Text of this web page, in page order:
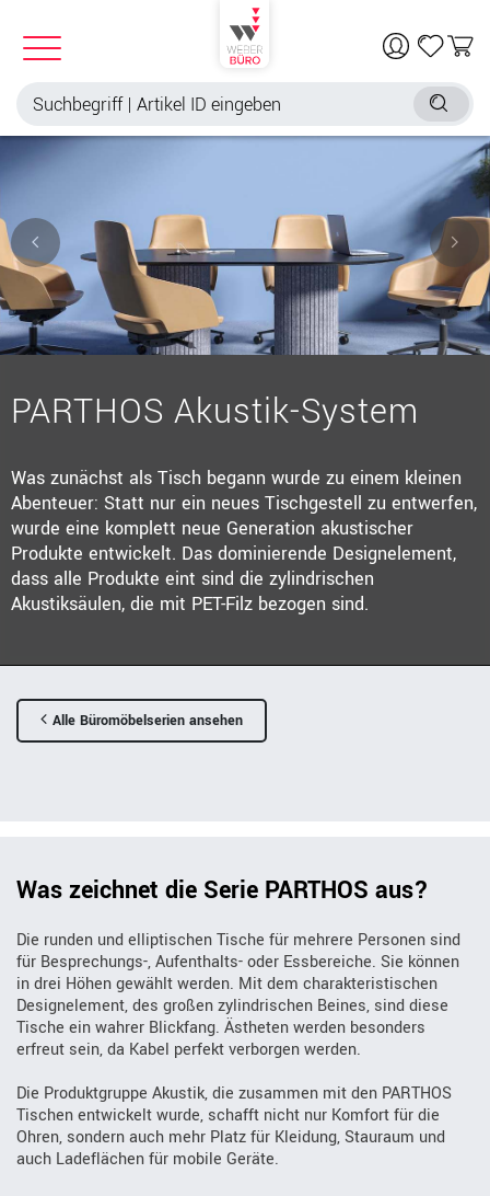
PARTHOS Akustik-System
Was zunächst als Tisch begann wurde zu einem kleinen
Abenteuer: Statt nur ein neues Tischgestell zu entwerfen,
wurde eine komplett neue Generation akustischer
Produkte entwickelt. Das dominierende Designelement,
dass alle Produkte eint sind die zylindrischen
Akustiksäulen, die mit PET-Filz bezogen sind.
Alle Büromöbelserien ansehen
Was zeichnet die Serie PARTHOS aus?
Die runden und elliptischen Tische für mehrere Personen sind
für Besprechungs-, Aufenthalts- oder Essbereiche. Sie können
in drei Höhen gewählt werden. Mit dem charakteristischen
Designelement, des großen zylindrischen Beines, sind diese
Tische ein wahrer Blickfang. Ästheten werden besonders
erfreut sein, da Kabel perfekt verborgen werden.
Die Produktgruppe Akustik, die zusammen mit den PARTHOS
Tischen entwickelt wurde, schafft nicht nur Komfort für die
Ohren, sondern auch mehr Platz für Kleidung, Stauraum und
auch Ladeflächen für mobile Geräte.